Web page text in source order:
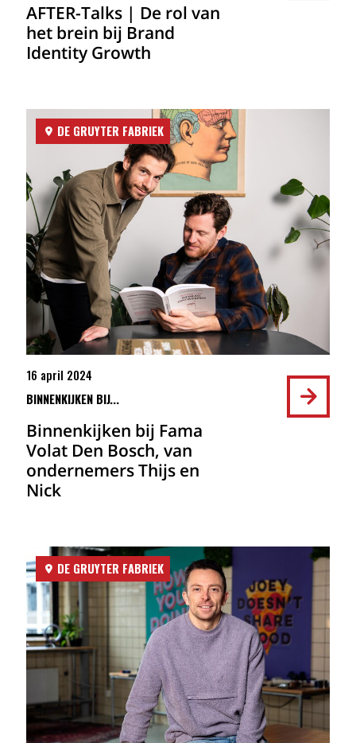
AFTER-Talks | De rol van
het brein bij Brand
Identity Growth
DE GRUYTER FABRIEK
16 april 2024
BINNENKIJKEN BIJ...
Binnenkijken bij Fama
Volat Den Bosch, van
ondernemers Thijs en
Nick
DE GRUYTER FABRIEK